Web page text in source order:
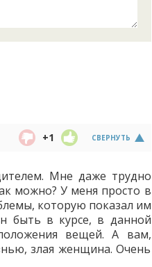
СВЕРНУТЬ
+1
Мне даже трудно
можно? У меня просто в
которую показал им
быть в курсе, в данной
вещей. А вам,
злая женщина. Очень